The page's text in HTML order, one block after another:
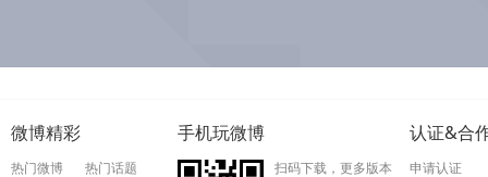
微博精彩
热门微博 热门话题
手机玩微博
扫码下载，更多版本
认证&合
申请认证